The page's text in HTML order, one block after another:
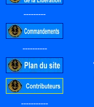
---------
----------
-----------